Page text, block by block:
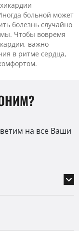
больной может
болезнь случайно
Чтобы вовремя
важно
в ритме сердца,
на все Ваши